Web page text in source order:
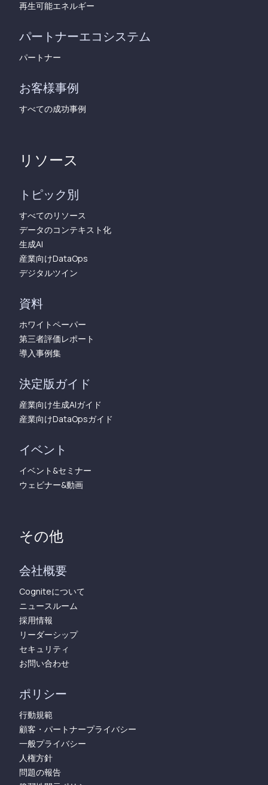
再生可能エネルギー
パートナーエコシステム
パートナー
お客様事例
すべての成功事例
リソース
トピック別
すべてのリソース
データのコンテキスト化
生成AI
産業向けDataOps
デジタルツイン
資料
ホワイトペーパー
第三者評価レポート
導入事例集
決定版ガイド
産業向け生成AIガイド
産業向けDataOpsガイド
イベント
イベント&セミナー
ウェビナー&動画
その他
会社概要
Cogniteについて
ニュースルーム
採用情報
リーダーシップ
セキュリティ
お問い合わせ
ポリシー
行動規範
顧客・パートナープライバシー
一般プライバシー
人権方針
問題の報告